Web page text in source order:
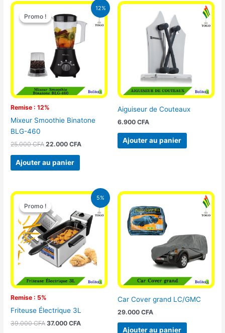
12%
Promo !
Remise : 12%
Promo !
Mixeur Smoothie Binatone
BLG-460
25.000CFA
Le
prix
initial
était :
25.000 CFA.
22.000CFA
Le
prix
actuel
est :
Ajouter au panier
Aiguiseur de Couteaux
6.900 CFA
Ajouter au panier
5%
Promo !
Remise : 5%
Promo !
Friteuse Électrique 3L
39.000CFA
Le
initial
était :
39.000 CFA.
37.000CFA
Le
prix
actuel
est :
37.000 CFA.
Car Cover grand LC/GMC
29.000 CFA
Ajouter au panier